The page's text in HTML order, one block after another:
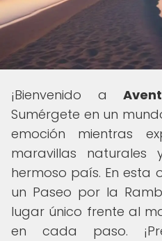
¡Bienvenido a
Sumérgete en un
emoción mientras
maravillas
hermoso país. En esta
un Paseo por la
lugar único frente al
en cada paso.